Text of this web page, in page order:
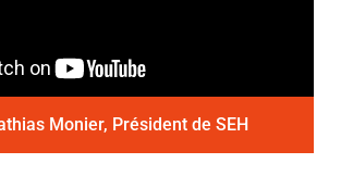
Monier, Président de SEH